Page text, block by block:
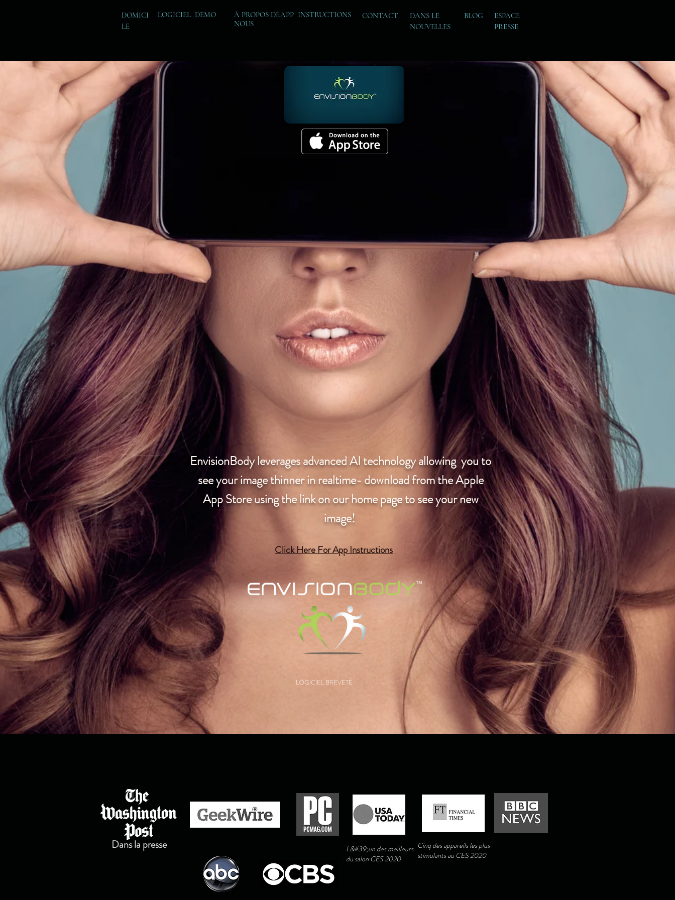
DOMICI
LE
LOGICIEL DEMO
À PROPOS DE
NOUS
APP INSTRUCTIONS CONTACT
DANS LE
NOUVELLES
BLOG
ESPACE
PRESSE
EnvisionBody leverages advanced AI technology allowing you to
see your image thinner in realtime- download from the Apple
App Store using the link on our home page to see your new
image!
Click Here For App Instructions
LOGICIEL BREVETÉ
Dans la presse
L&#39;un des meilleurs
du salon CES 2020
Cinq des appareils les plus
stimulants au CES 2020